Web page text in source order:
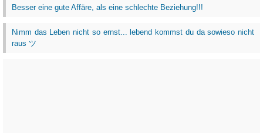
Besser eine gute Affäre, als eine schlechte Beziehung!!!
Nimm das Leben nicht so ernst... lebend kommst du da sowieso nicht
raus ツ